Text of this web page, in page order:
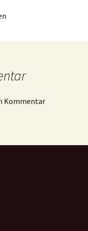
Kommentar